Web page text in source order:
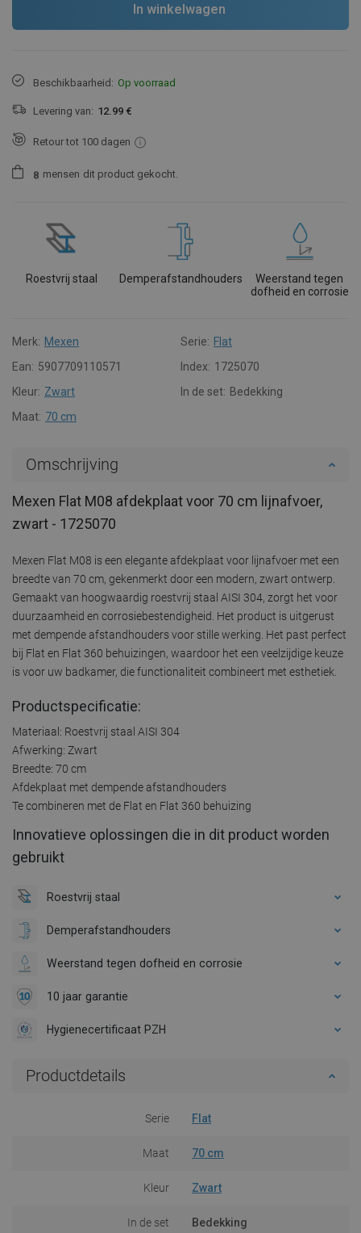
In winkelwagen
Beschikbaarheid: Op voorraad
Levering van: 12.99 €
Retour tot 100 dagen
8 mensen dit product gekocht.
Roestvrij staal Demperafstandhouders
Weerstand tegen
dofheid en corrosie
Merk: Mexen Serie: Flat
Ean: 5907709110571 Index: 1725070
Kleur: Zwart In de set: Bedekking
Maat: 70 cm
Omschrijving
Mexen Flat M08 afdekplaat voor 70 cm lijnafvoer,
zwart - 1725070
Mexen Flat M08 is een elegante afdekplaat voor lijnafvoer met een
breedte van 70 cm, gekenmerkt door een modern, zwart ontwerp.
Gemaakt van hoogwaardig roestvrij staal AISI 304, zorgt het voor
duurzaamheid en corrosiebestendigheid. Het product is uitgerust
met dempende afstandhouders voor stille werking. Het past perfect
bij Flat en Flat 360 behuizingen, waardoor het een veelzijdige keuze
is voor uw badkamer, die functionaliteit combineert met esthetiek.
Productspecificatie:
Materiaal: Roestvrij staal AISI 304
Afwerking: Zwart
Breedte: 70 cm
Afdekplaat met dempende afstandhouders
Te combineren met de Flat en Flat 360 behuizing
Innovatieve oplossingen die in dit product worden
gebruikt
Roestvrij staal
Demperafstandhouders
Weerstand tegen dofheid en corrosie
10 jaar garantie
Hygienecertificaat PZH
Productdetails
Serie Flat
Maat 70 cm
Kleur Zwart
In de set Bedekking